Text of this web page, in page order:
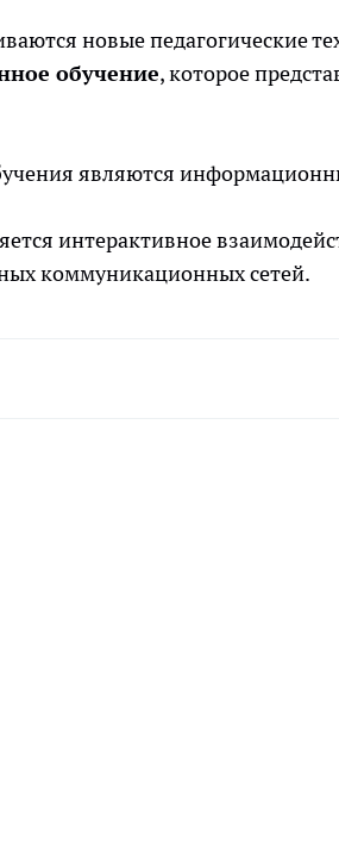
новые педагогические
обучение, которое
являются
интерактивное
коммуникационных сетей.